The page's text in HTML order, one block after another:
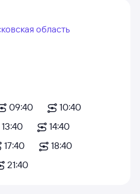
область
09:40
10:40
13:40
14:40
17:40
18:40
21:40